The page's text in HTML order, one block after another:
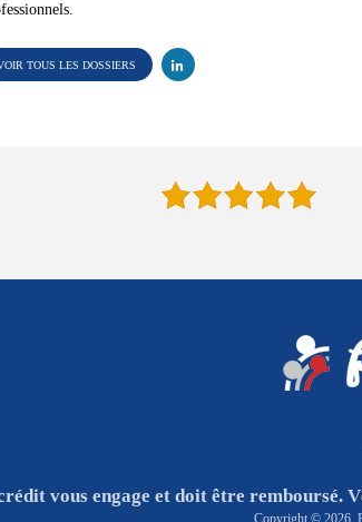
TOUS LES DOSSIERS
vous engage et doit être remboursé.